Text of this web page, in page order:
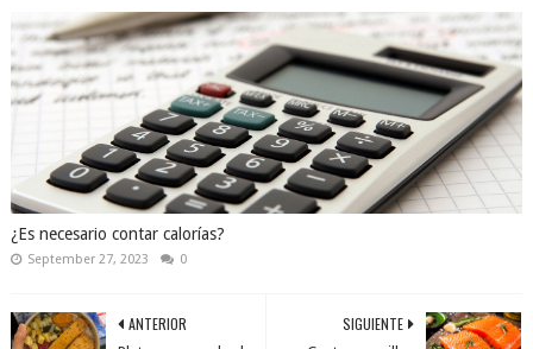
¿Es necesario contar calorías?
September 27, 2023 0
SIGUIENTE
ANTERIOR